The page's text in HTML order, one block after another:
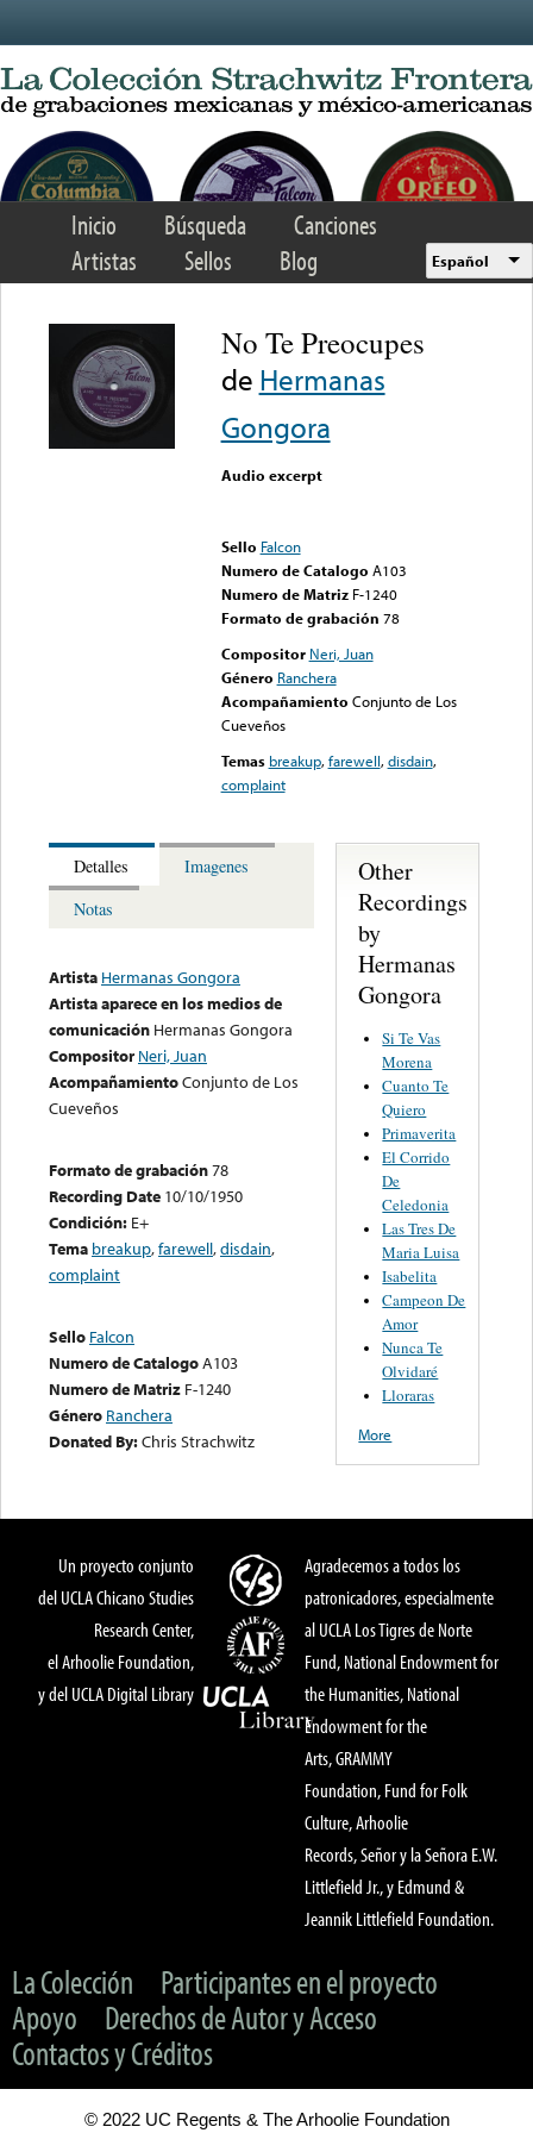
Inicio Búsqueda
Canciones
Artistas
Sellos Blog Español
No Te Preocupes
de Hermanas
Gongora
Audio excerpt
Sello Falcon
Numero de Catalogo A103
Numero de Matriz F-1240
Formato de grabación 78
Compositor Neri, Juan
Género Ranchera
Acompañamiento Conjunto de Los
Cueveños
Temas breakup,farewell,disdain,
complaint
Detalles
Imagenes
Notas
Artista Hermanas Gongora
Artista aparece en los medios de
comunicación Hermanas Gongora
Compositor Neri, Juan
AcompañamientoConjunto de Los
Cueveños
Formato de grabación78
Recording Date 10/10/1950
Condición: E+
Tema breakup,farewell,disdain,
complaint
Sello Falcon
Numero de CatalogoA103
Numero de Matriz F-1240
Género Ranchera
Donated By:Chris Strachwitz
Other
Recordings
by
Hermanas
Gongora
Si Te Vas
Morena
Cuanto Te
Quiero
Primaverita
El Corrido
De
Celedonia
Las Tres De
Maria Luisa
Isabelita
Campeon De
Amor
Nunca Te
Olvidaré
Lloraras
More
Un proyecto conjunto
del UCLA Chicano Studies
Research Center,
el Arhoolie Foundation,
y del UCLA Digital Library
Agradecemos a todos los
patronicadores, especialmente
al UCLA Los Tigres de Norte
Fund, National Endowment for
the Humanities, National
Endowment for the
Arts, GRAMMY
Foundation, Fund for Folk
Culture, Arhoolie
Records, Señor y la Señora E.W.
Littlefield Jr., y Edmund &
Jeannik Littlefield Foundation.
La Colección
Participantes en el proyecto
Apoyo
Derechos de Autor y Acceso
Contactos y Créditos
© 2022 UC Regents & The Arhoolie Foundation